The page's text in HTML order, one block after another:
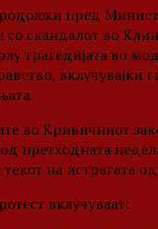
пред
скандалот во
трагедијата во
во Кривичниот
на истрагата
вклучуваат: